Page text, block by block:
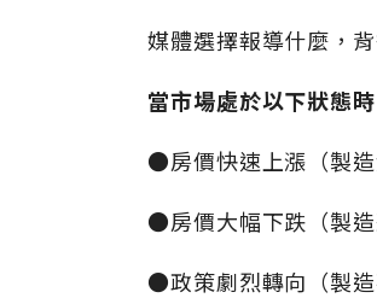
媒體選擇報導什麼，
當市場處於以下狀態時
●房價快速上漲（製造
●房價大幅下跌（製造
●政策劇烈轉向（製造